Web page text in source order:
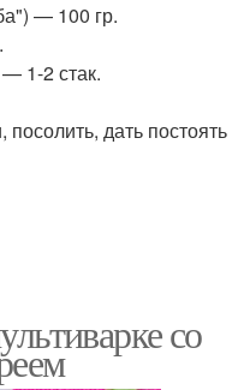
— 100 гр.
1-2 стак.
дать постоять
со